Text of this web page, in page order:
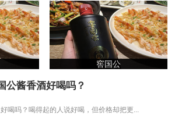
窖国公
公酱香酒好喝吗？
喝吗？喝得起的人说好喝，但价格却把更...